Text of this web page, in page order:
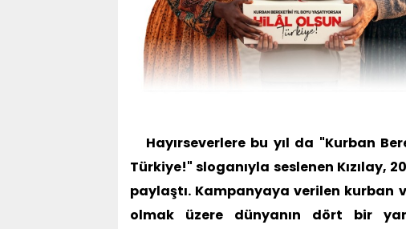
Hayırseverlere bu yıl da "Kurban
Türkiye!" sloganıyla seslenen Kızılay,
paylaştı. Kampanyaya verilen kurban
olmak üzere dünyanın dört bir